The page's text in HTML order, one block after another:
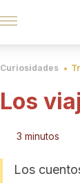
Curiosidades
Los
3 minutos
Los